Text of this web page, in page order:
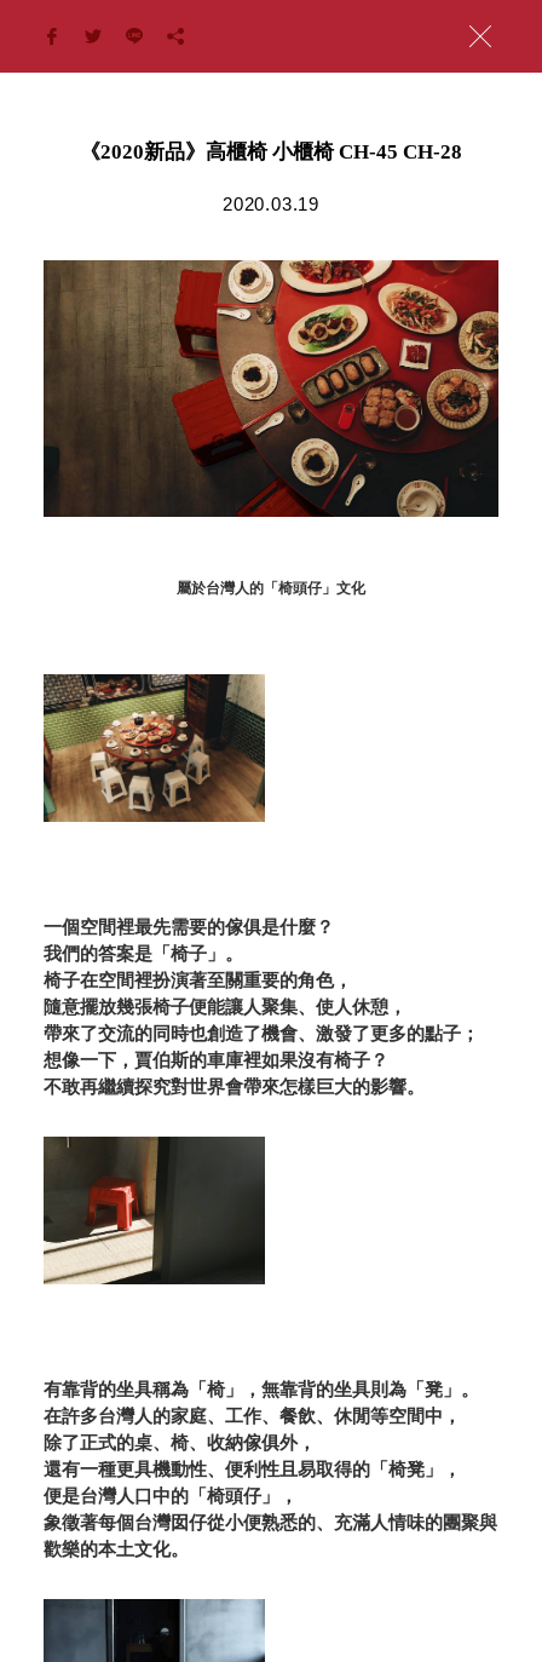
《2020新品》高櫃椅 小櫃椅 CH-45 CH-28
2020.03.19
屬於台灣人的「椅頭仔」文化
一個空間裡最先需要的傢俱是什麼？
我們的答案是「椅子」。
椅子在空間裡扮演著至關重要的角色，
隨意擺放幾張椅子便能讓人聚集、使人休憩，
帶來了交流的同時也創造了機會、激發了更多的點子；
想像一下，賈伯斯的車庫裡如果沒有椅子？
不敢再繼續探究對世界會帶來怎樣巨大的影響。
有靠背的坐具稱為「椅」，無靠背的坐具則為「凳」。
在許多台灣人的家庭、工作、餐飲、休閒等空間中，
除了正式的桌、椅、收納傢俱外，
還有一種更具機動性、便利性且易取得的「椅凳」，
便是台灣人口中的「椅頭仔」，
象徵著每個台灣囡仔從小便熟悉的、充滿人情味的團聚與
歡樂的本土文化。